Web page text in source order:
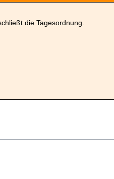
die Tagesordnung.